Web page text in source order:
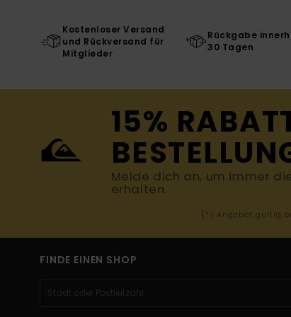
Kostenloser Versand
und Rückversand für
Mitglieder
Rückgabe
30 Tagen
15%
Melde dich an, um immer
erhalten.
(*) Angebot gültig
FINDE EINEN SHOP